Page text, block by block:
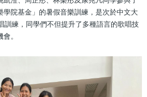
學院基金」的暑假音樂訓練，是次於中文大
訓練，同學們不但提升了多種語言的歌唱技
。